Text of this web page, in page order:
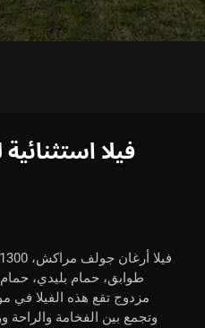
فيلا
طوابق، حمام بليدي،
مزدوج تقع هذه الفيلا في
وتجمع بين الفخامة والراحة